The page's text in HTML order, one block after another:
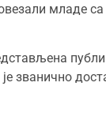
младе
је званично